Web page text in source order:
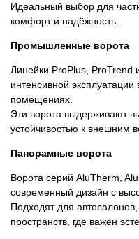
Идеальный выбор для
комфорт и надёжность.
Промышленные ворота
Линейки ProPlus, ProTrend
интенсивной эксплуатации
помещениях.
Эти ворота выдерживают
устойчивостью к внешним
Панорамные ворота
Ворота серий AluTherm,
современный дизайн с
Подходят для
пространств, где важен